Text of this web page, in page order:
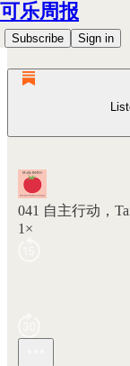
可乐周报
Subscribe Sign in
041 自主行动，
1×